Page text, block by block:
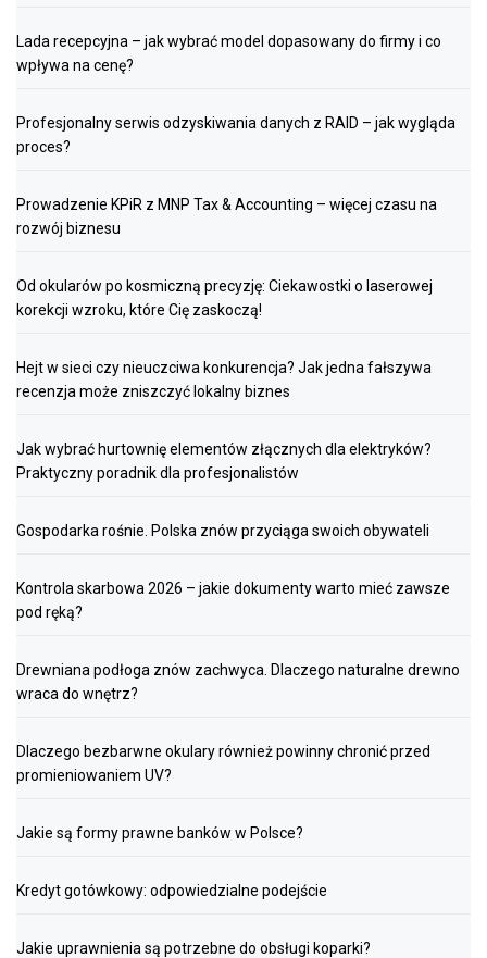
Lada recepcyjna – jak wybrać model dopasowany do firmy i co
wpływa na cenę?
Profesjonalny serwis odzyskiwania danych z RAID – jak wygląda
proces?
Prowadzenie KPiR z MNP Tax & Accounting – więcej czasu na
rozwój biznesu
Od okularów po kosmiczną precyzję: Ciekawostki o laserowej
korekcji wzroku, które Cię zaskoczą!
Hejt w sieci czy nieuczciwa konkurencja? Jak jedna fałszywa
recenzja może zniszczyć lokalny biznes
Jak wybrać hurtownię elementów złącznych dla elektryków?
Praktyczny poradnik dla profesjonalistów
Gospodarka rośnie. Polska znów przyciąga swoich obywateli
Kontrola skarbowa 2026 – jakie dokumenty warto mieć zawsze
pod ręką?
Drewniana podłoga znów zachwyca. Dlaczego naturalne drewno
wraca do wnętrz?
Dlaczego bezbarwne okulary również powinny chronić przed
promieniowaniem UV?
Jakie są formy prawne banków w Polsce?
Kredyt gotówkowy: odpowiedzialne podejście
Jakie uprawnienia są potrzebne do obsługi koparki?